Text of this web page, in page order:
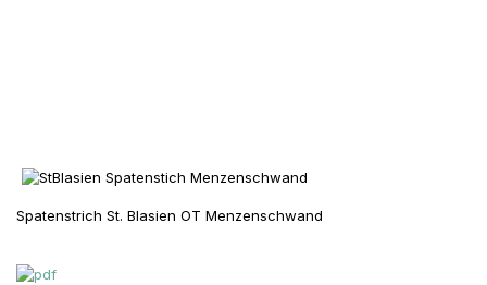
Spatenstrich St. Blasien OT Menzenschwand